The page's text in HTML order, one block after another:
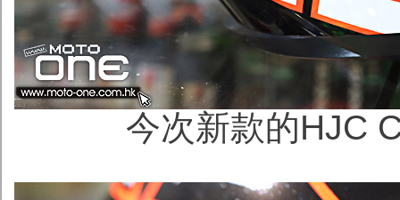
今次新款的HJC